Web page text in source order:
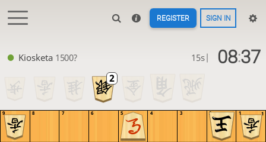
REGISTER SIGN IN
1
9 8 7 6 5 4 3 2 1
Kiosketa 1500? 08:37
|
15s